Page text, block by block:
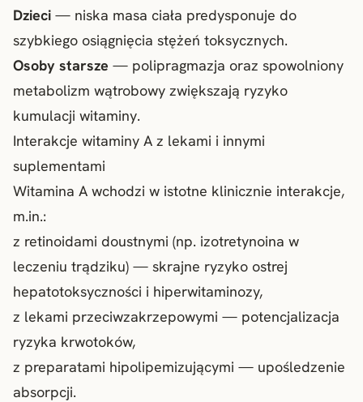
Dzieci — niska masa ciała predysponuje do
szybkiego osiągnięcia stężeń toksycznych.
Osoby starsze — polipragmazja oraz spowolniony
metabolizm wątrobowy zwiększają ryzyko
kumulacji witaminy.
Interakcje witaminy A z lekami i innymi
suplementami
Witamina A wchodzi w istotne klinicznie interakcje,
m.in.:
z retinoidami doustnymi (np. izotretynoina w
leczeniu trądziku) — skrajne ryzyko ostrej
hepatotoksyczności i hiperwitaminozy,
z lekami przeciwzakrzepowymi — potencjalizacja
ryzyka krwotoków,
z preparatami hipolipemizującymi — upośledzenie
absorpcji.